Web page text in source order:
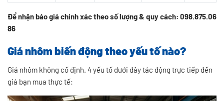
Để nhận báo giá chính xác theo số lượng & quy cách: 098.875.06
86
Giá nhôm biến động theo yếu tố nào?
Giá nhôm không cố định. 4 yếu tố dưới đây tác động trực tiếp đến
giá bạn mua thực tế: